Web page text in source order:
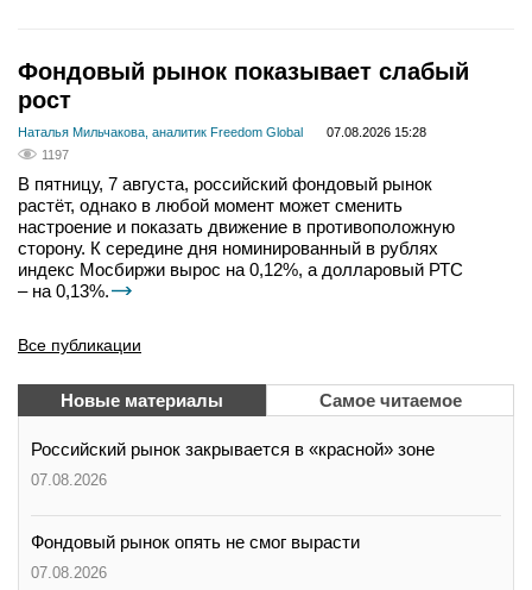
Фондовый рынок показывает слабый
рост
Наталья Мильчакова, аналитик Freedom Global
07.08.2026 15:28
1197
В пятницу, 7 августа, российский фондовый рынок
растёт, однако в любой момент может сменить
настроение и показать движение в противоположную
сторону. К середине дня номинированный в рублях
индекс Мосбиржи вырос на 0,12%, а долларовый РТС
– на 0,13%.
Все публикации
Новые материалы Самое читаемое
Российский рынок закрывается в «красной» зоне
07.08.2026
Фондовый рынок опять не смог вырасти
07.08.2026